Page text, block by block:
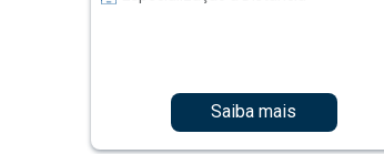
Saiba mais